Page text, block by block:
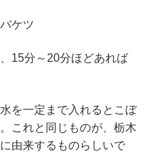
15分～20分ほどあれば
を一定まで入れるとこぼ
これと同じものが、栃木
由来するものらしいで